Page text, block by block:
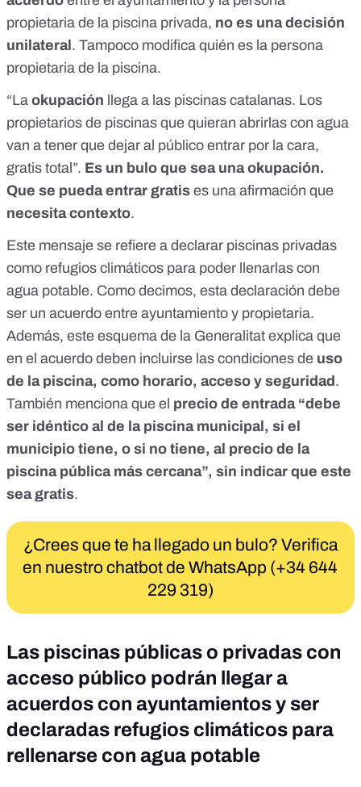
propietaria de la piscina privada, no es una decisión
unilateral . Tampoco modifica quién es la persona
propietaria de la piscina.
“La okupación
llega a las piscinas catalanas. Los
propietarios de piscinas que quieran abrirlas con agua
van a tener que dejar al público entrar por la cara,
gratis total ”. Es un bulo que sea una okupación.
Que se pueda entrar gratis es una afirmación que
necesita contexto.
Este mensaje se refiere a declarar piscinas privadas
como refugios climáticos para poder llenarlas con
agua potable. Como decimos, esta declaración debe
ser un acuerdo entre ayuntamiento y propietaria.
Además, este esquema de la Generalitat explica que
en el acuerdo deben incluirse las condiciones de uso
de la piscina, como horario, acceso y seguridad .
También menciona que el precio de entrada “debe
ser idéntico al de la piscina municipal, si el
municipio tiene, o si no tiene, al precio de la
piscina pública más cercana”, sin indicar que este
sea gratis.
¿Crees que te ha llegado un bulo? Verifica
en nuestro chatbot de WhatsApp (+34 644
229 319)
Las piscinas públicas o privadas con
acceso público podrán llegar a
acuerdos con ayuntamientos y ser
declaradas refugios climáticos para
rellenarse con agua potable